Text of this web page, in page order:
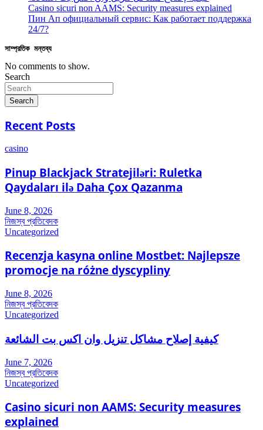
Casino sicuri non AAMS: Security measures explained
Пин Ап официальный сервис: Как работает поддержка
24/7?
সাম্প্রতিক মন্তব্য
No comments to show.
Search
Search
Recent Posts
casino
Pinup Blackjack Stratejiləri: Ruletka
Qaydaları ilə Daha Çox Qazanma
June 8, 2026
নিজস্ব প্রতিবেদক
Uncategorized
Recenzja kasyna online Mostbet: Najlepsze
promocje na różne dyscypliny
June 8, 2026
নিজস্ব প্রতিবেদক
Uncategorized
كيفية إصلاح مشاكل تنزيل وان اكس بت الشائعة
June 7, 2026
নিজস্ব প্রতিবেদক
Uncategorized
Casino sicuri non AAMS: Security measures
explained